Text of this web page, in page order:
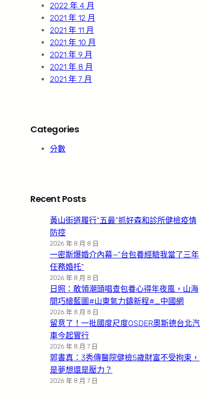
2022 年 4 月
2021 年 12 月
2021 年 11 月
2021 年 10 月
2021 年 9 月
2021 年 8 月
2021 年 7 月
Categories
分數
Recent Posts
黃山街道履行“五最”抓好森和診所健檢疫情
防控
2026 年 8 月 8 日
一密斯爆婚介內幕—”台包養經驗我當了三年
任務婚托”
2026 年 8 月 8 日
日照：敢領潮頭唱查包養心得年夜風，山海
間巧繪藍圖#山東氣力鑄新程#_中國網
2026 年 8 月 8 日
留意了！一批國度尺度OSDER奧斯德台北汽
車今起實行
2026 年 8 月 7 日
郭書真：3秀傳醫院健檢5歲財富不受拘束，
是夢想還是壓力？
2026 年 8 月 7 日